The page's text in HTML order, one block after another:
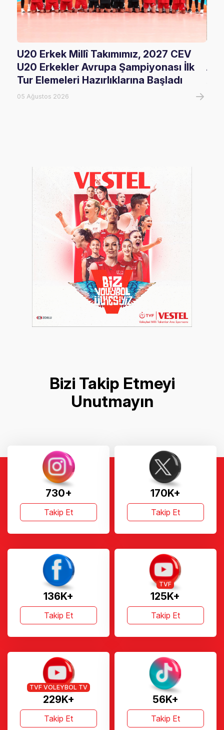
U20 Erkek Millî Takımımız, 2027 CEV
U20 Erkekler Avrupa Şampiyonası İlk
Tur Elemeleri Hazırlıklarına Başladı
05 Ağustos 2026
Bizi Takip Etmeyi
Unutmayın
730+
Takip Et
170K+
Takip Et
136K+
Takip Et
125K+
TVF
Takip Et
229K+
TVF VOLEYBOL TV
Takip Et
56K+
Takip Et